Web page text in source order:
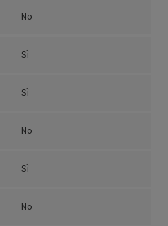
No
Sì
Sì
No
Sì
No